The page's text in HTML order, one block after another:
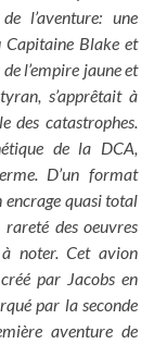
l’aventure: une
Capitaine Blake et
l’empire jaune et
s’apprêtait à
des catastrophes.
de la DCA,
D’un format
quasi total
des oeuvres
noter. Cet avion
par Jacobs en
par la seconde
aventure de